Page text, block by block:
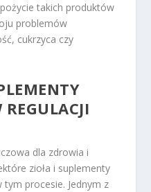
takich produktów
problemów
cukrzyca czy
dla zdrowia i
zioła i suplementy
procesie. Jednym z